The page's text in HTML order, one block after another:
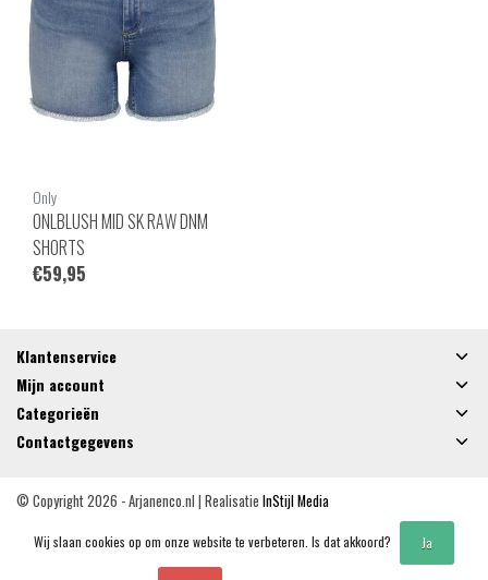
Only
ONLBLUSH MID SK RAW DNM
SHORTS
€59,95
Klantenservice
Mijn account
Categorieën
Contactgegevens
© Copyright 2026 - Arjanenco.nl | Realisatie InStijl Media
Wij slaan cookies op om onze website te verbeteren. Is dat akkoord? Ja